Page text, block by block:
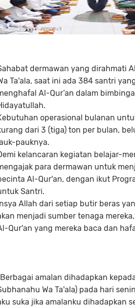
dermawan yang dirahmati
Ta'ala, saat ini ada 384 santri
Al-Qur’an dalam
operasional bulanan
dari 3 (tiga) ton per bulan,
pauknya.
kelancaran kegiatan belajar-
para dermawan untuk
Al-Qur'an, dengan ikut
Santri.
Allah dari setiap butir beras
menjadi sumber tenaga
Qur'an yang mereka baca dan
amalan dihadapkan
Wa Ta'ala) pada hari
suka jika amalanku dihadapkan